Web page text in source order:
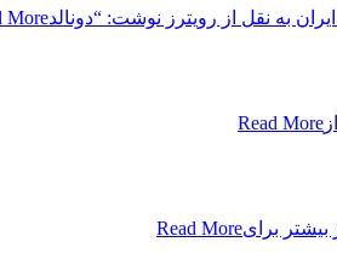
به نقل از رویترز نوشت: “دونالدMore
Read More
Read More